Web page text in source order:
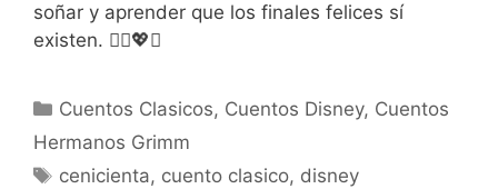
soñar y aprender que los finales felices sí
existen. 🧚‍♀️💖✨
Categorías
Cuentos Clasicos, Cuentos Disney, Cuentos
Hermanos Grimm
Etiquetas
cenicienta, cuento clasico, disney